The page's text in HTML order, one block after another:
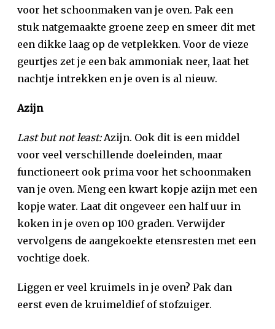
voor het schoonmaken van je oven. Pak een
stuk natgemaakte groene zeep en smeer dit met
een dikke laag op de vetplekken. Voor de vieze
geurtjes zet je een bak ammoniak neer, laat het
nachtje intrekken en je oven is al nieuw.
Azijn
Last but not least:Azijn. Ook dit is een middel
voor veel verschillende doeleinden, maar
functioneert ook prima voor het schoonmaken
van je oven. Meng een kwart kopje azijn met een
kopje water. Laat dit ongeveer een half uur in
koken in je oven op 100 graden. Verwijder
vervolgens de aangekoekte etensresten met een
vochtige doek.
Liggen er veel kruimels in je oven? Pak dan
eerst even de kruimeldief of stofzuiger.